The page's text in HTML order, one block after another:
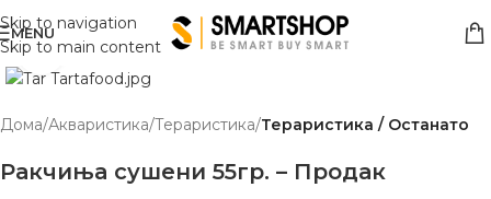
Skip to navigation
Skip to main content
MENU
Click to enlarge
Дома Акваристика/Тераристика Тераристика / Останато
Ракчиња сушени 55гр. – Продак